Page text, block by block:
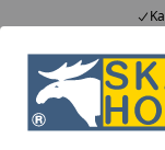
Alle Produkte
Mein Konto
Suchen